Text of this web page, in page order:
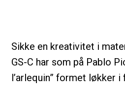
Sikke en kreativitet i
GS-C har som på Pablo
l’arlequin” formet løkker